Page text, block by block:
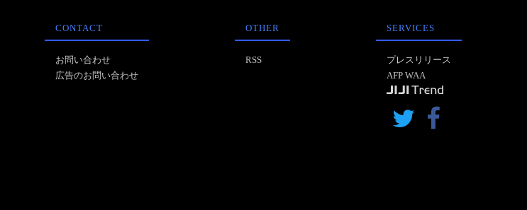
CONTACT
お問い合わせ
広告のお問い合わせ
OTHER
RSS
SERVICES
プレスリリース
AFP WAA